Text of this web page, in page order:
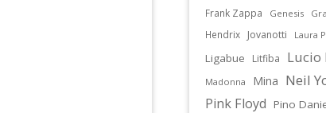
Frank Zappa Genesis
Hendrix
Jovanotti Laura
Ligabue Litfiba Lucio
Madonna Mina Neil
Pink Floyd Pino